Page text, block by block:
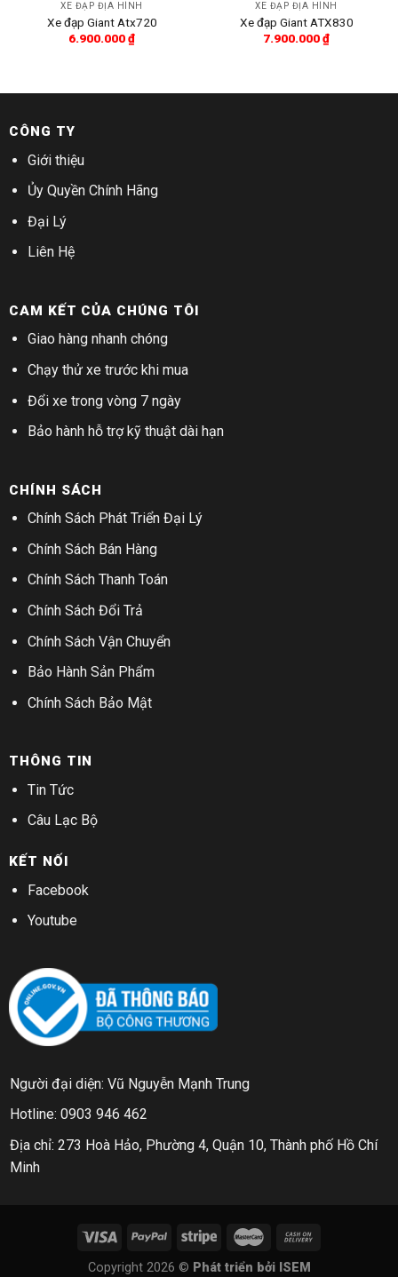
XE ĐẠP ĐỊA HÌNH
Xe đạp Giant Atx720
6.900.000₫
XE ĐẠP ĐỊA HÌNH
Xe đạp Giant ATX830
7.900.000₫
CÔNG TY
Giới thiệu
Ủy Quyền Chính Hãng
Đại Lý
Liên Hệ
CAM KẾT CỦA CHÚNG TÔI
Giao hàng nhanh chóng
Chạy thử xe trước khi mua
Đổi xe trong vòng 7 ngày
Bảo hành hỗ trợ kỹ thuật dài hạn
CHÍNH SÁCH
Chính Sách Phát Triển Đại Lý
Chính Sách Bán Hàng
Chính Sách Thanh Toán
Chính Sách Đổi Trả
Chính Sách Vận Chuyển
Bảo Hành Sản Phẩm
Chính Sách Bảo Mật
THÔNG TIN
Tin Tức
Câu Lạc Bộ
KẾT NỐI
Facebook
Youtube
Người đại diện: Vũ Nguyễn Mạnh Trung
Hotline: 0903 946 462
Địa chỉ: 273 Hoà Hảo, Phường 4, Quận 10, Thành phố Hồ Chí
Minh
Copyright 2026 © Phát triển bởi ISEM